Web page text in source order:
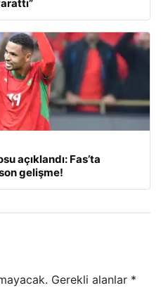
açıklandı: Fas’ta
gelişme!
Gerekli alanlar *